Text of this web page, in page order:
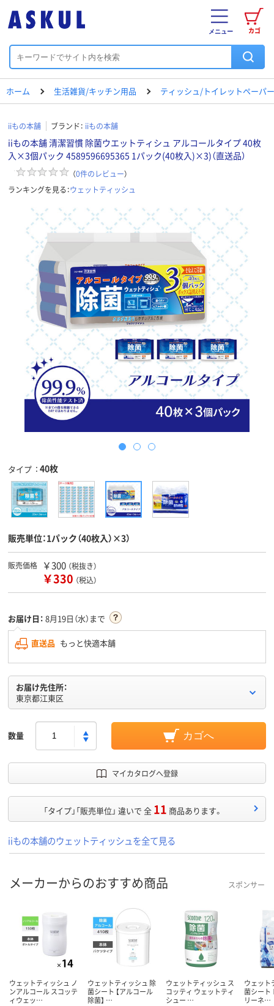
カゴ
メニュー
ホーム 生活雑貨/キッチン用品 ティッシュ/トイレットペーパ
iiもの本舗 ブランド： iiもの本舗
iiもの本舗 清潔習慣 除菌ウエットティシュ アルコールタイプ 40枚
入×3個パック 4589596695365 1パック(40枚入)×3)（直送品）
（0件のレビュー）
ランキングを見る：ウェットティッシュ
タイプ 40枚
販売単位：1パック（40枚入）×3）
販売価格 ￥300 （税抜き）
￥330 （税込）
お届け日： 8月19日（水）まで
直送品 もっと快適本舗
お届け先住所：
東京都江東区
数量 カゴへ
マイカタログへ登録
「タイプ」「販売単位」 違いで 全 11 商品あります。
iiもの本舗のウェットティッシュを全て見る
メーカーからのおすすめ商品 スポンサー
ウェットティッシュ ノ
ンアルコール スコッテ
ィウェッ…
ウェットティッシュ 除
菌シート 【アルコール
除菌】 …
ウェットティッシュ ス
コッティ ウェットティ
シュー …
ウェット
菌シート
リーネ…